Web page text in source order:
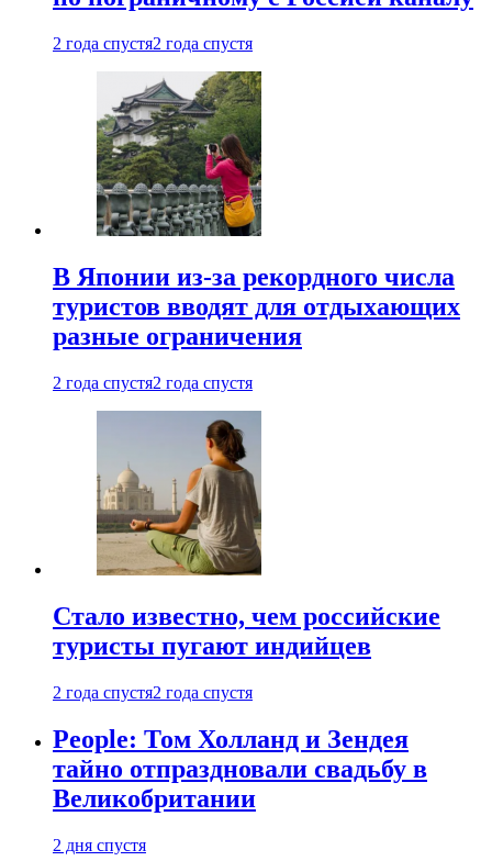
2 года спустя2 года спустя
В Японии из-за рекордного числа
туристов вводят для отдыхающих
разные ограничения
2 года спустя2 года спустя
Стало известно, чем российские
туристы пугают индийцев
2 года спустя2 года спустя
People: Том Холланд и Зендея
тайно отпраздновали свадьбу в
Великобритании
2 дня спустя